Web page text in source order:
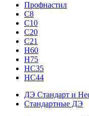
Профнастил
С8
С10
С20
С21
H60
H75
HС35
НС44
ДЭ Стандарт и
Стандартные ДЭ